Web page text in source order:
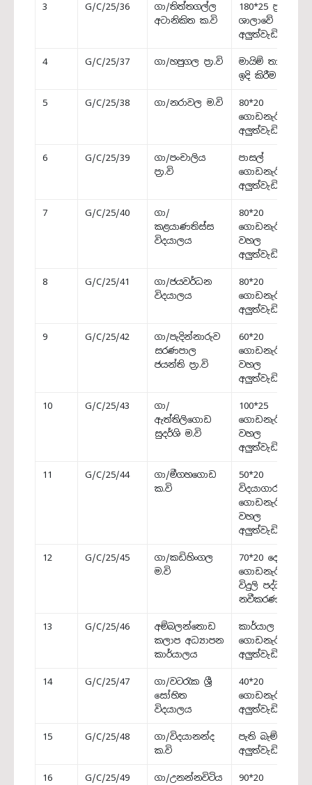
3 G/C/25/36
ගා/තිත්තගල්ල
අටානිකිත ක.වි
180*25 ප්‍රධාන
ශාලාවේ වහල
අලුත්වැඩියාව
4 G/C/25/37 ගා/හපුගල ප්‍රා.වි
මායිම් තාප්පය
ඉදි කිරීම
5 G/C/25/38 ගා/නරාවල ම.වි
80*20
ගොඩනැගිල්ල
අලුත්වැඩියාව
6 G/C/25/39
ගා/පංචාලිය
ප්‍රා.වි
පාසල්
ගොඩනැගිල්ල
අලුත්වැඩියාව
7 G/C/25/40
ගා/
කළයාණතිස්ස
විදයාලය
80*20
ගොඩනැගිල්ලේ
වහල
අලුත්වැඩියාව
8 G/C/25/41
ගා/ජයවර්ධන
විදයාලය
80*20
ගොඩනැගිල්ල
අලුත්වැඩියාව
9 G/C/25/42
ගා/පැදින්නාරුව
සරණපාල
ජයන්ති ප්‍රා.වි
60*20
ගොඩනැගිල්ලේ
වහල
අලුත්වැඩියාව
10 G/C/25/43
ගා/
ඇත්තිලිගොඩ
සුදර්ශි ම.වි
100*25
ගොඩනැගිල්ලේ
වහල
අලුත්වැඩියාව
11 G/C/25/44
ගා/මීගහගොඩ
ක.වි
50*20
විදයාගාර
ගොඩනැගිල්ලේ
වහල
අලුත්වැඩියාව
12 G/C/25/45
ගා/කඩිහිංගල
ම.වි
70*20 දෙමහල්
ගොඩනැගිල්ලේ
විදුලි පද්ධතිය
නවීකරණය
13 G/C/25/46
අම්බලන්තොඩ
කලාප අධ්‍යාපන
කාර්යාලය
කාර්යාල
ගොඩනැගිල්ල
අලුත්වැඩියාව
14 G/C/25/47
ගා/වටරැක ශ්‍රී
සෝභිත
විදයාලය
40*20
ගොඩනැගිල්ල
අලුත්වැඩියාව
15 G/C/25/48
ගා/විදයානන්ද
ක.වි
පැති බැම්ම
අලුත්වැඩියාව
16 G/C/25/49
ගා/උනන්නවිටිය
90*20